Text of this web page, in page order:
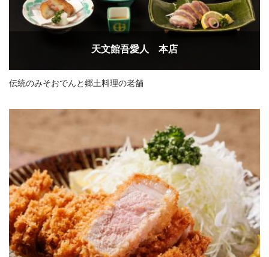
天文館吾愛人 本店
伝統のみそおでんと郷土料理の老舗